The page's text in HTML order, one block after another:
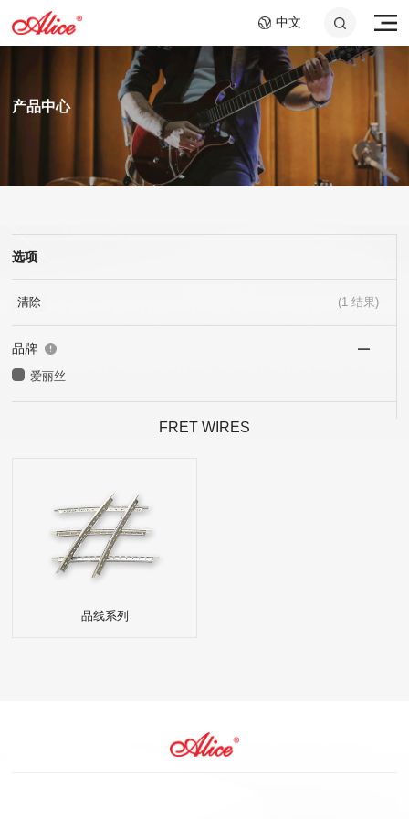
中文
AWR58-7SL 09-58超轻
弦,七弦镀镍合金电吉他
弦,镍钢电吉他弦
A807 钢绳芯镍铬大提琴
弦
琴弦
A046C 钢环指套 -长加
短套装
产品中心
选项
清除 (1结果)
品牌
爱丽丝
FRET WIRES
品线系列